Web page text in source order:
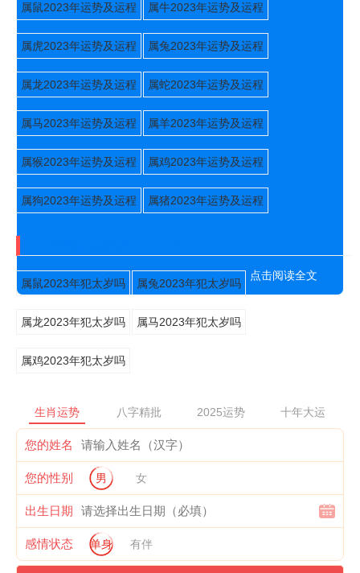
属鼠2023年运势及运程 属牛2023年运势及运程
属虎2023年运势及运程 属兔2023年运势及运程
属龙2023年运势及运程 属蛇2023年运势及运程
属马2023年运势及运程 属羊2023年运势及运程
属猴2023年运势及运程 属鸡2023年运势及运程
属狗2023年运势及运程 属猪2023年运势及运程
属鼠2023年犯太岁吗 属兔2023年犯太岁吗
属龙2023年犯太岁吗 属马2023年犯太岁吗
属鸡2023年犯太岁吗
点击阅读全文
生肖运势 八字精批 2025运势 十年大运
您的姓名
您的性别 男 女
出生日期
感情状态 单身 有伴